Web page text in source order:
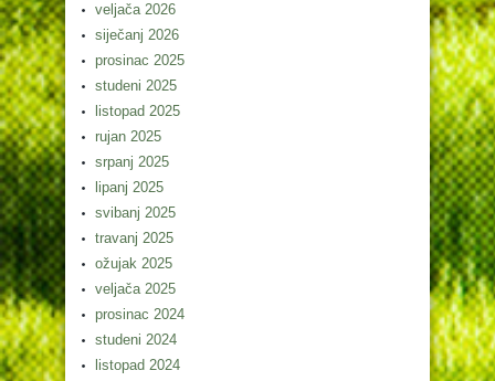
veljača 2026
siječanj 2026
prosinac 2025
studeni 2025
listopad 2025
rujan 2025
srpanj 2025
lipanj 2025
svibanj 2025
travanj 2025
ožujak 2025
veljača 2025
prosinac 2024
studeni 2024
listopad 2024